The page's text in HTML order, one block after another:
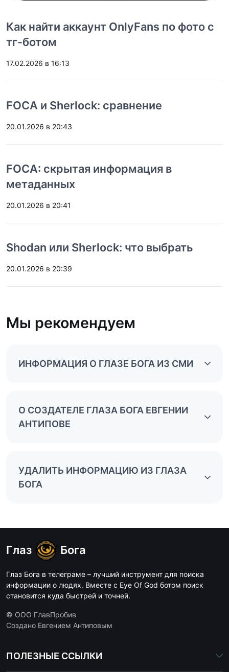
Как найти аккаунт OnlyFans по фото с
тг-ботом
17.02.2026 в 16:13
FOCA и Sherlock: сравнение
20.01.2026 в 20:43
FOCA: скрытая информация в
метаданных
20.01.2026 в 20:41
Shodan или Sherlock: что выбрать
20.01.2026 в 20:39
Мы рекомендуем
ИНФОРМАЦИЯ О ГЛАЗЕ БОГА ИЗ СМИ
О СОЗДАТЕЛЕ ГЛАЗА БОГА ЕВГЕНИИ
АНТИПОВЕ
УДАЛИТЬ ИНФОРМАЦИЮ ИЗ ГЛАЗА
БОГА
Глаз Бога
Глаз Бога в телеграме – лучший инструмент для поиска
информации о людях. Вместе с Eye Of God ботом поиск
становится куда быстрей и точней.
© ООО ГлавПробив
Создано Евгением Антиповым
ПОЛЕЗНЫЕ ССЫЛКИ